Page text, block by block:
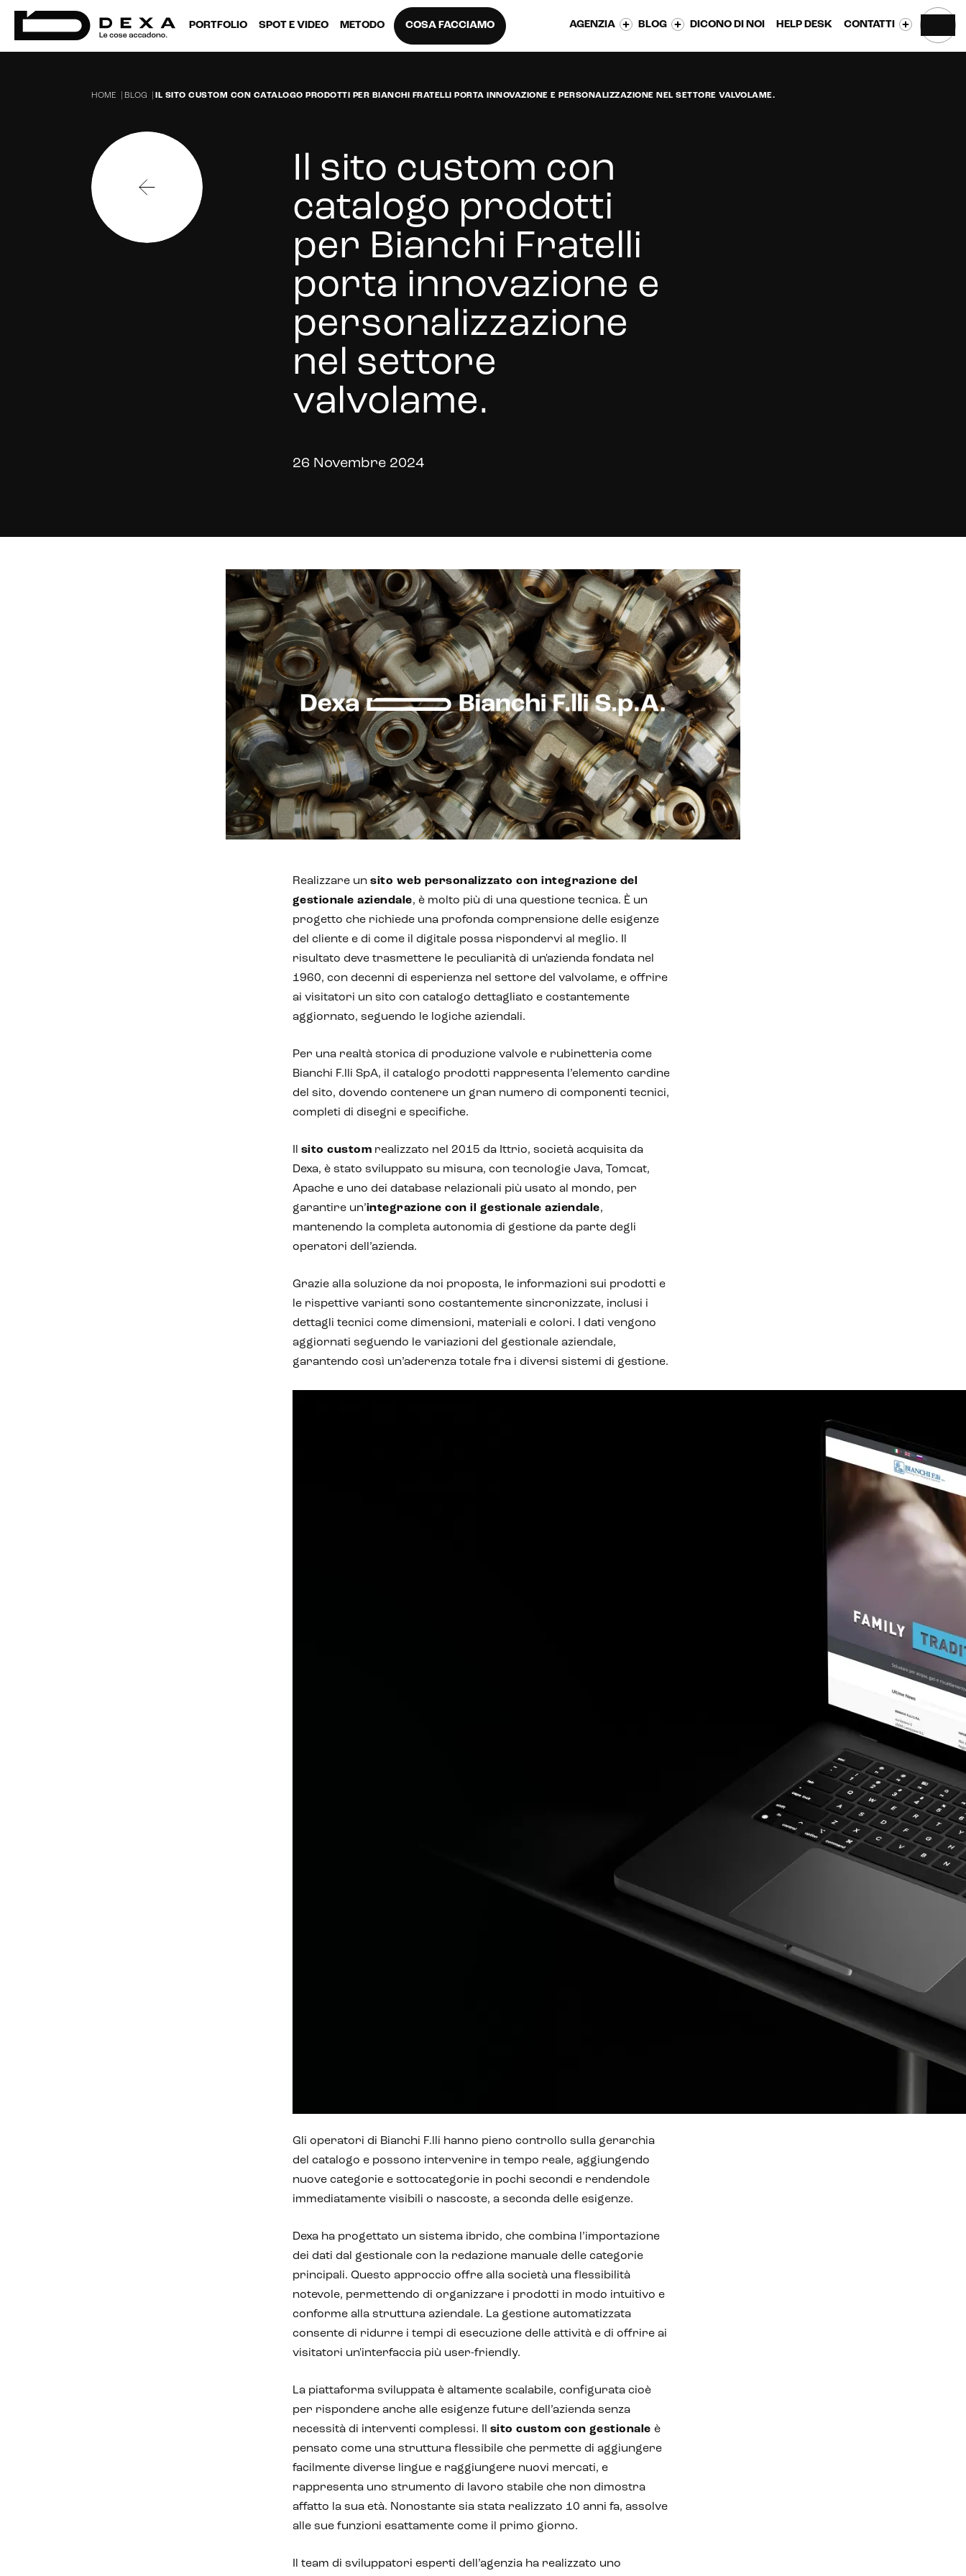
PORTFOLIO SPOT E VIDEO METODO COSA FACCIAMO AGENZIA BLOG DICONO DI NOI HELP DESK CONTATTI
HOME BLOG IL SITO CUSTOM CON CATALOGO PRODOTTI PER BIANCHI FRATELLI PORTA INNOVAZIONE E PERSONALIZZAZIONE NEL SETTORE VALVOLAME.
Il sito custom con
catalogo prodotti
per Bianchi Fratelli
porta innovazione e
personalizzazione
nel settore
valvolame.
26 Novembre 2024
Realizzare unsito web personalizzato con integrazione del
gestionale aziendale, è molto più di una questione tecnica. È un
progetto che richiede una profonda comprensione delle esigenze
del cliente e di come il digitale possa rispondervi al meglio. Il
risultato deve trasmettere le peculiarità di un'azienda fondata nel
1960, con decenni di esperienza nel settore del valvolame, e offrire
ai visitatori un sito con catalogo dettagliato e costantemente
aggiornato, seguendo le logiche aziendali.
Per una realtà storica di produzione valvole e rubinetteria come
Bianchi F.lli SpA, il catalogo prodotti rappresenta l’elemento cardine
del sito, dovendo contenere un gran numero di componenti tecnici,
completi di disegni e specifiche.
Il sito custom realizzato nel 2015 da Ittrio, società acquisita da
Dexa, è stato sviluppato su misura, con tecnologie Java, Tomcat,
Apache e uno dei database relazionali più usato al mondo, per
garantire un’integrazione con il gestionale aziendale,
mantenendo la completa autonomia di gestione da parte degli
operatori dell’azienda.
Grazie alla soluzione da noi proposta, le informazioni sui prodotti e
le rispettive varianti sono costantemente sincronizzate, inclusi i
dettagli tecnici come dimensioni, materiali e colori. I dati vengono
aggiornati seguendo le variazioni del gestionale aziendale,
garantendo così un’aderenza totale fra i diversi sistemi di gestione.
Gli operatori di Bianchi F.lli hanno pieno controllo sulla gerarchia
del catalogo e possono intervenire in tempo reale, aggiungendo
nuove categorie e sottocategorie in pochi secondi e rendendole
immediatamente visibili o nascoste, a seconda delle esigenze.
Dexa ha progettato un sistema ibrido, che combina l’importazione
dei dati dal gestionale con la redazione manuale delle categorie
principali. Questo approccio offre alla società una flessibilità
notevole, permettendo di organizzare i prodotti in modo intuitivo e
conforme alla struttura aziendale. La gestione automatizzata
consente di ridurre i tempi di esecuzione delle attività e di offrire ai
visitatori un'interfaccia più user-friendly.
La piattaforma sviluppata è altamente scalabile, configurata cioè
per rispondere anche alle esigenze future dell’azienda senza
necessità di interventi complessi. Il sito custom con gestionale è
pensato come una struttura flessibile che permette di aggiungere
facilmente diverse lingue e raggiungere nuovi mercati, e
rappresenta uno strumento di lavoro stabile che non dimostra
affatto la sua età. Nonostante sia stata realizzato 10 anni fa, assolve
alle sue funzioni esattamente come il primo giorno.
Il team di sviluppatori esperti dell’agenzia ha realizzato uno